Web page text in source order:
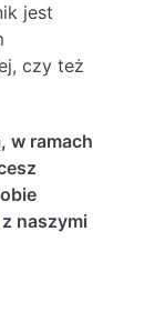
jest
czy też
w ramach
z naszymi